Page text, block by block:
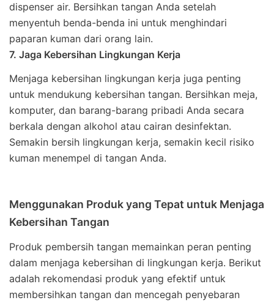
dispenser air. Bersihkan tangan Anda setelah
menyentuh benda-benda ini untuk menghindari
paparan kuman dari orang lain.
7. Jaga Kebersihan Lingkungan Kerja
Menjaga kebersihan lingkungan kerja juga penting
untuk mendukung kebersihan tangan. Bersihkan meja,
komputer, dan barang-barang pribadi Anda secara
berkala dengan alkohol atau cairan desinfektan.
Semakin bersih lingkungan kerja, semakin kecil risiko
kuman menempel di tangan Anda.
Menggunakan Produk yang Tepat untuk Menjaga
Kebersihan Tangan
Produk pembersih tangan memainkan peran penting
dalam menjaga kebersihan di lingkungan kerja. Berikut
adalah rekomendasi produk yang efektif untuk
membersihkan tangan dan mencegah penyebaran